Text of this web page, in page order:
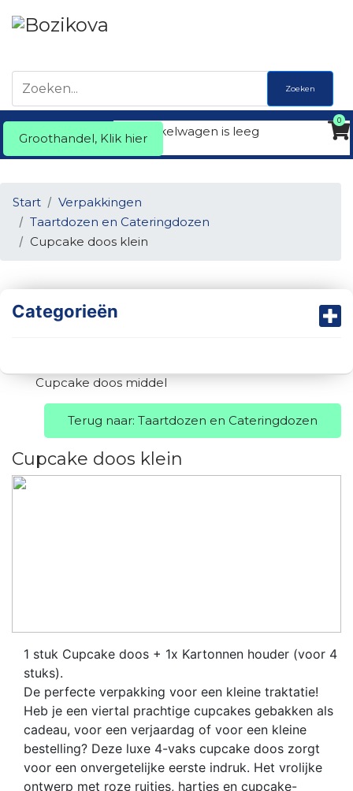
Zoeken
Groothandel, Klik hier
0
Uw winkelwagen is leeg
Start
Verpakkingen
Taartdozen en Cateringdozen
Cupcake doos klein
Categorieën
Cupcake doos middel
Terug naar: Taartdozen en Cateringdozen
Cupcake doos klein
1 stuk Cupcake doos + 1x Kartonnen houder (voor 4
stuks).
De perfecte verpakking voor een kleine traktatie!
Heb je een viertal prachtige cupcakes gebakken als
cadeau, voor een verjaardag of voor een kleine
bestelling? Deze luxe 4-vaks cupcake doos zorgt
voor een onvergetelijke eerste indruk. Het vrolijke
ontwerp met roze ruitjes, hartjes en cupcake-